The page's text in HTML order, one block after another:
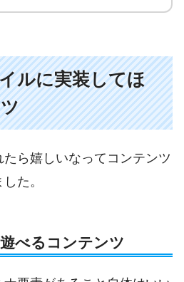
ルに実装してほ
ら嬉しいなってコンテンツ
た。
べるコンテンツ